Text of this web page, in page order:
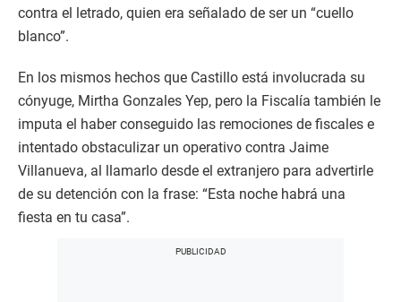
contra el letrado, quien era señalado de ser un “cuello
blanco”.
En los mismos hechos que Castillo está involucrada su
cónyuge, Mirtha Gonzales Yep, pero la Fiscalía también le
imputa el haber conseguido las remociones de fiscales e
intentado obstaculizar un operativo contra Jaime
Villanueva, al llamarlo desde el extranjero para advertirle
de su detención con la frase: “Esta noche habrá una
fiesta en tu casa”.